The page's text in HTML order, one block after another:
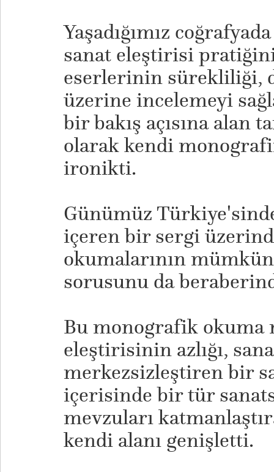
Yaşadığımız
sanat eleştirisi
eserlerinin sürekliliği,
üzerine incelemeyi
bir bakış açısına alan
olarak kendi
ironikti.
Günümüz
içeren bir sergi
okumalarının
sorusunu da
Bu monografik okuma
eleştirisinin azlığı,
merkezsizleştiren bir
içerisinde bir tür
mevzuları
kendi alanı genişletti.